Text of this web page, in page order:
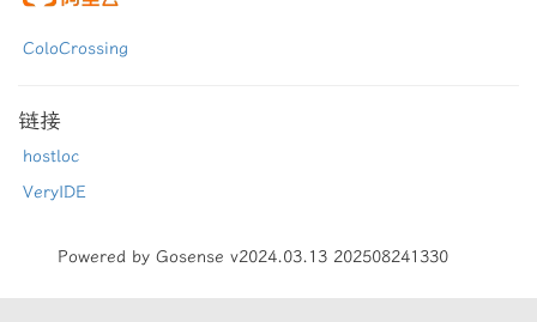
ColoCrossing
链接
hostloc
VeryIDE
Powered by Gosense v2024.03.13 202508241330